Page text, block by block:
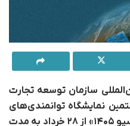
سازمان توسعه تجارت
نمایشگاه توانمندی‌های
صادراتی ایران با عنوان «ایران اکسپو ۱۴۰۵» از ۲۸ خرداد به مدت